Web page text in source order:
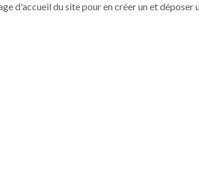
d'accueil du site pour en créer un et déposer